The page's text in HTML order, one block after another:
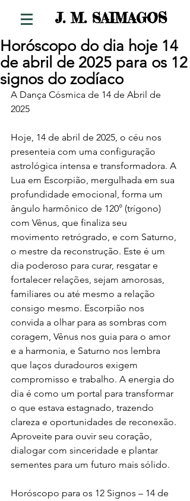
J. M. SAIMAGOS
Horóscopo do dia hoje 14
de abril de 2025 para os 12
signos do zodíaco
A Dança Cósmica de 14 de Abril de
2025
Hoje, 14 de abril de 2025, o céu nos
presenteia com uma configuração
astrológica intensa e transformadora. A
Lua em Escorpião, mergulhada em sua
profundidade emocional, forma um
ângulo harmônico de 120° (trígono)
com Vênus, que finaliza seu
movimento retrógrado, e com Saturno,
o mestre da reconstrução. Este é um
dia poderoso para curar, resgatar e
fortalecer relações, sejam amorosas,
familiares ou até mesmo a relação
consigo mesmo. Escorpião nos
convida a olhar para as sombras com
coragem, Vênus nos guia para o amor
e a harmonia, e Saturno nos lembra
que laços duradouros exigem
compromisso e trabalho. A energia do
dia é como um portal para transformar
o que estava estagnado, trazendo
clareza e oportunidades de reconexão.
Aproveite para ouvir seu coração,
dialogar com sinceridade e plantar
sementes para um futuro mais sólido.
Horóscopo para os 12 Signos – 14 de